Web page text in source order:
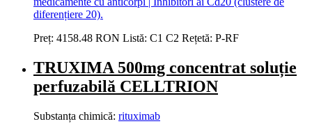
diferențiere 20).
Preț: 4158.48 RON Listă: C1 C2 Rețetă: P-RF
TRUXIMA 500mg concentrat soluție
perfuzabilă CELLTRION
Substanța chimică: rituximab